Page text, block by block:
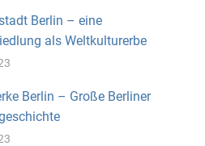
Berlin – eine
als Weltkulturerbe
Berlin – Große Berliner